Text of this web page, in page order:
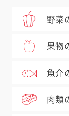
野菜
果物
魚介
肉類